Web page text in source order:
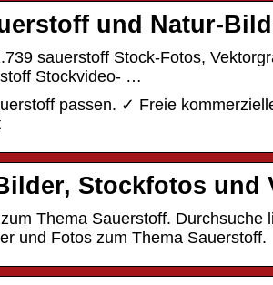
und Natur-
sauerstoff Stock-Fotos,
Stockvideo- …
passen. ✓ Freie
Stockfotos und
Thema Sauerstoff. Durchsuche
und Fotos zum Thema Sauerstoff.